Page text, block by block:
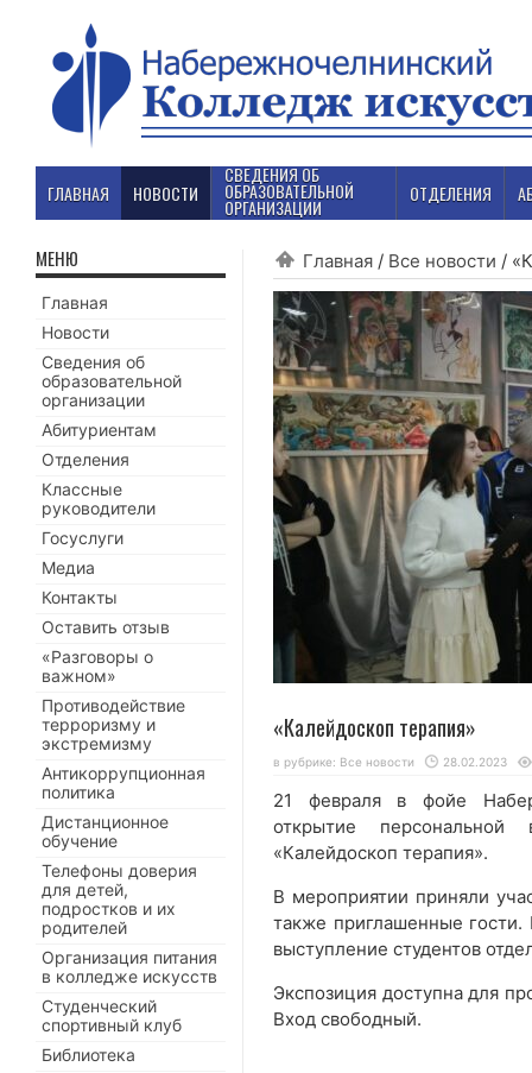
ГЛАВНАЯ НОВОСТИ
СВЕДЕНИЯ ОБ
ОБРАЗОВАТЕЛЬНОЙ
ОРГАНИЗАЦИИ
ОТДЕЛЕНИЯ
Главная / Все новости /
«Калейдоскоп терапия»
в рубрике: Все новости 28.02.2023
21 февраля в фойе
открытие
«Калейдоскоп терапия».
В мероприятии приняли
также приглашенные
выступление студентов
Экспозиция доступна для
Вход свободный.
МЕНЮ
Главная
Новости
Сведения об
образовательной
организации
Абитуриентам
Отделения
Классные
руководители
Госуслуги
Медиа
Контакты
Оставить отзыв
«Разговоры о
важном»
Противодействие
терроризму и
экстремизму
Антикоррупционная
политика
Дистанционное
обучение
Телефоны доверия
для детей,
подростков и их
родителей
Организация питания
в колледже искусств
Студенческий
спортивный клуб
Библиотека